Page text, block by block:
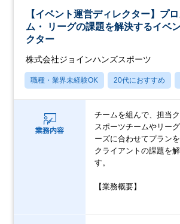
【イベント運営ディレクター】プ
ム・ リーグの課題を解決するイベ
クター
株式会社ジョインハンズスポーツ
職種・業界未経験OK 20代におすすめ
業務内容
チームを組んで、担当
スポーツチームやリー
ーズに合わせてプラン
クライアントの課題を
す。
【業務概要】